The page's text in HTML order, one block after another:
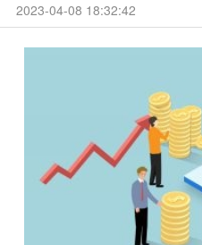
2023-04-08 18:32:42